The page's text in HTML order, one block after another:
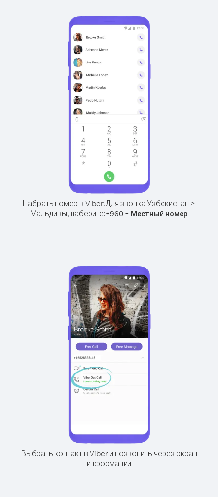
Набрать номер в Viber.Для звонка Узбекистан >
Мальдивы, наберите:+960 + Местный номер
Выбрать контакт в Viber и позвонить через экран
информации